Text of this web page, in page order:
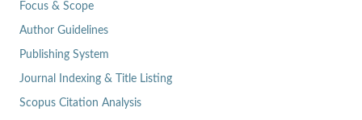
Focus & Scope
Author Guidelines
Publishing System
Journal Indexing & Title Listing
Scopus Citation Analysis